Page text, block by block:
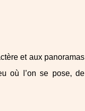
et aux panoramas
où l’on se pose, de